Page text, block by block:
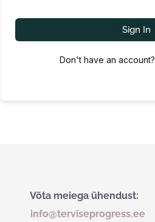
Sign In
Don't have an account?
Võta meiega ühendust:
info@terviseprogress.ee